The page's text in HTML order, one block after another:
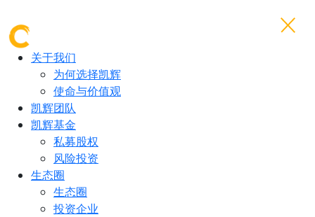
关于我们
为何选择凯辉
使命与价值观
凯辉团队
凯辉基金
私募股权
风险投资
生态圈
生态圈
投资企业